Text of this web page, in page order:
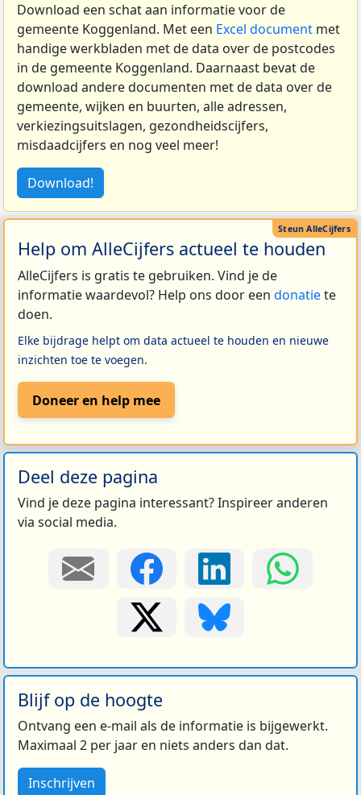
Download een schat aan informatie voor de
gemeente Koggenland. Met een Excel document met
handige werkbladen met de data over de postcodes
in de gemeente Koggenland. Daarnaast bevat de
download andere documenten met de data over de
gemeente, wijken en buurten, alle adressen,
verkiezingsuitslagen, gezondheidscijfers,
misdaadcijfers en nog veel meer!
Download!
Help om AlleCijfers actueel te houden
AlleCijfers is gratis te gebruiken. Vind je de
informatie waardevol? Help ons door een donatiete
doen.
Elke bijdrage helpt om data actueel te houden en nieuwe
inzichten toe te voegen.
Doneer en help mee
Deel deze pagina
Vind je deze pagina interessant? Inspireer anderen
via social media.
Blijf op de hoogte
Ontvang een e-mail als de informatie is bijgewerkt.
Maximaal 2 per jaar en niets anders dan dat.
Inschrijven